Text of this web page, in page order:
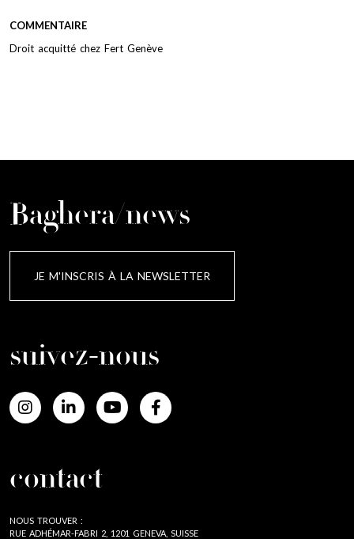
COMMENTAIRE
Droit acquitté chez Fert Genève
Baghera/news
JE M'INSCRIS À LA NEWSLETTER
suivez-nous
contact
NOUS TROUVER :
RUE ADHÉMAR-FABRI 2, 1201 GENEVA, SUISSE